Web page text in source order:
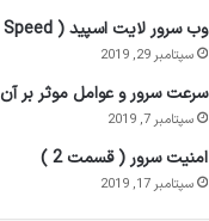
وب سرور لایت اسپید ( Lite Speed )
سپتامبر 29, 2019
سرعت سرور و عوامل موثر بر آن
سپتامبر 7, 2019
امنیت سرور ( قسمت 2 )
سپتامبر 17, 2019